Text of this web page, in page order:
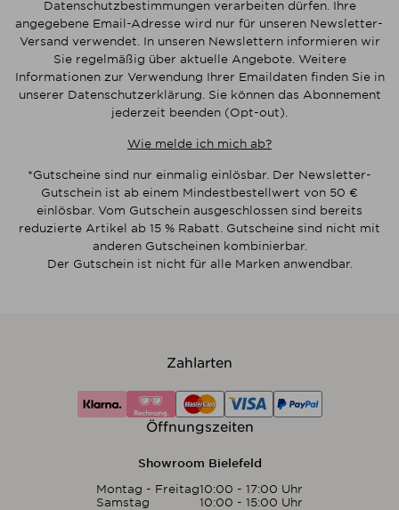
Datenschutzbestimmungen verarbeiten dürfen. Ihre
angegebene Email-Adresse wird nur für unseren Newsletter-
Versand verwendet. In unseren Newslettern informieren wir
Sie regelmäßig über aktuelle Angebote. Weitere
Informationen zur Verwendung Ihrer Emaildaten finden Sie in
unserer Datenschutzerklärung. Sie können das Abonnement
jederzeit beenden (Opt-out).
Wie melde ich mich ab?
*Gutscheine sind nur einmalig einlösbar. Der Newsletter-
Gutschein ist ab einem Mindestbestellwert von 50 €
einlösbar. Vom Gutschein ausgeschlossen sind bereits
reduzierte Artikel ab 15 % Rabatt. Gutscheine sind nicht mit
anderen Gutscheinen kombinierbar.
Der Gutschein ist nicht für alle Marken anwendbar.
Zahlarten
Öffnungszeiten
Showroom Bielefeld
Montag - Freitag10:00 - 17:00 Uhr
Samstag
10:00 - 15:00 Uhr